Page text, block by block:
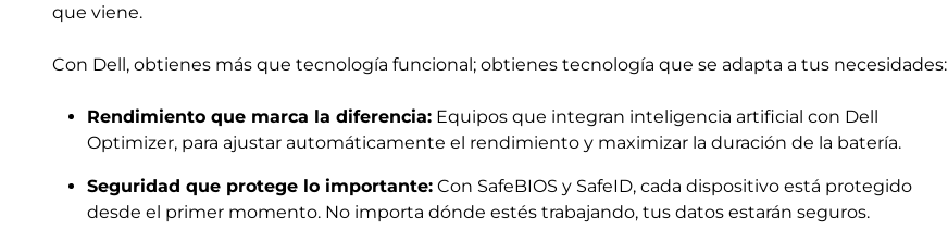
que viene.
Con Dell, obtienes más que tecnología funcional; obtienes tecnología que se adapta a tus necesidades:
Rendimiento que marca la diferencia: Equipos que integran inteligencia artificial con Dell
Optimizer, para ajustar automáticamente el rendimiento y maximizar la duración de la batería.
Seguridad que protege lo importante: Con SafeBIOS y SafeID, cada dispositivo está protegido
desde el primer momento. No importa dónde estés trabajando, tus datos estarán seguros.